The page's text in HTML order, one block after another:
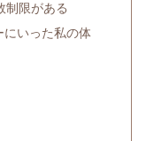
制限がある
にいった私の体